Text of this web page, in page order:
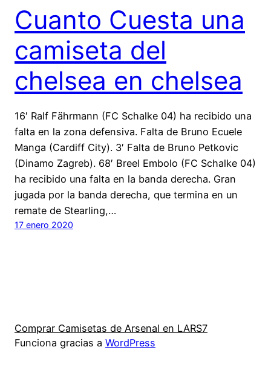
Cuanto Cuesta una
camiseta del
chelsea en chelsea
16′ Ralf Fährmann (FC Schalke 04) ha recibido una
falta en la zona defensiva. Falta de Bruno Ecuele
Manga (Cardiff City). 3′ Falta de Bruno Petkovic
(Dinamo Zagreb). 68′ Breel Embolo (FC Schalke 04)
ha recibido una falta en la banda derecha. Gran
jugada por la banda derecha, que termina en un
remate de Stearling,…
17 enero 2020
Comprar Camisetas de Arsenal en LARS7
Funciona gracias a WordPress